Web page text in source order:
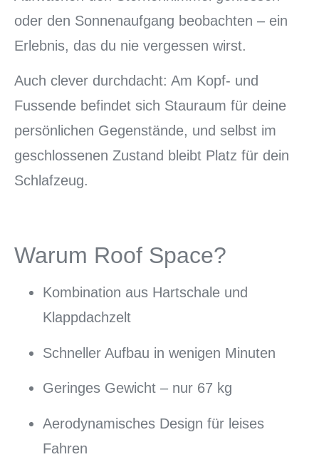
oder den Sonnenaufgang beobachten – ein
Erlebnis, das du nie vergessen wirst.
Auch clever durchdacht: Am Kopf- und
Fussende befindet sich Stauraum für deine
persönlichen Gegenstände, und selbst im
geschlossenen Zustand bleibt Platz für dein
Schlafzeug.
Warum Roof Space?
Kombination aus Hartschale und
Klappdachzelt
Schneller Aufbau in wenigen Minuten
Geringes Gewicht – nur 67 kg
Aerodynamisches Design für leises
Fahren